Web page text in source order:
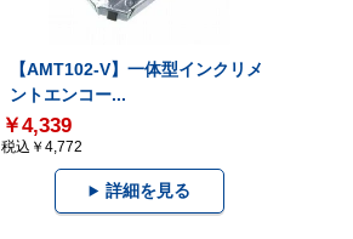
【AMT102-V】一体型インクリメ
ントエンコー...
￥4,339
税込￥4,772
詳細を見る